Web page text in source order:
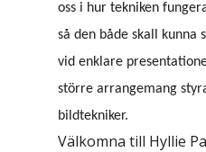
oss i hur tekniken
så den både skall kunna
vid enklare
större arrangemang
bildtekniker.
Välkomna till Hyllie